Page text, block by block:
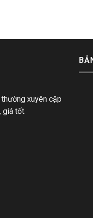
xuyên cập
giá tốt.